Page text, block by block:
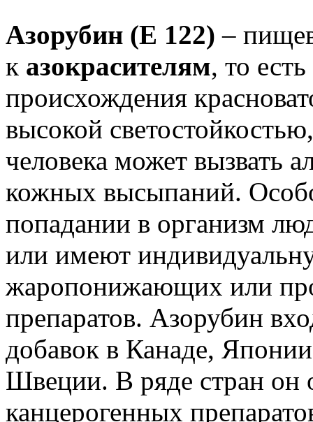
Азорубин (Е 122)–
к азокрасителям, то
происхождения
высокой
человека может вызвать
кожных высыпаний.
попадании в организм
или имеют
жаропонижающих или
препаратов. Азорубин
добавок в Канаде,
Швеции. В ряде стран он
канцерогенных